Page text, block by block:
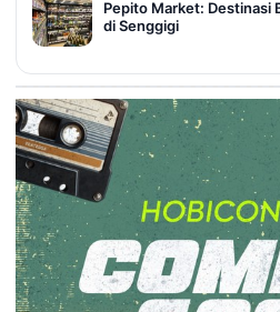
Pepito Market: Destinasi
di Senggigi